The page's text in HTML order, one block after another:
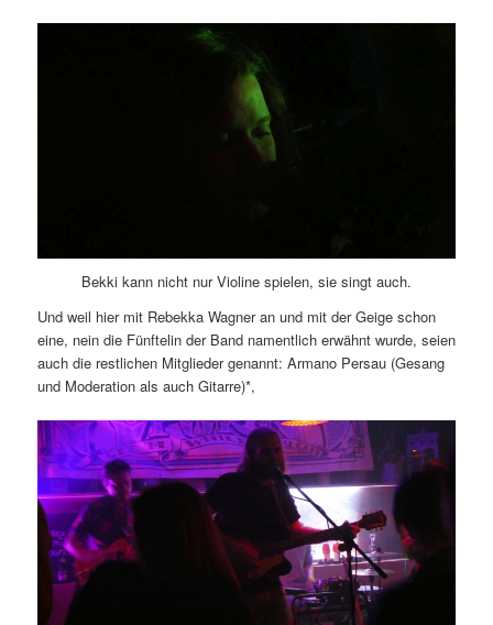
Bekki kann nicht nur Violine spielen, sie singt auch.
Und weil hier mit Rebekka Wagner an und mit der Geige schon
eine, nein die Fünftelin der Band namentlich erwähnt wurde, seien
auch die restlichen Mitglieder genannt: Armano Persau (Gesang
und Moderation als auch Gitarre)*,